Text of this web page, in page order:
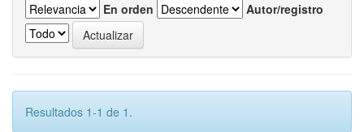
En orden
Autor/registro
Resultados 1-1 de 1.